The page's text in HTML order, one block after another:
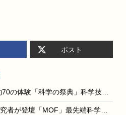
ポスト
【夏休み2026】約70の体験「科学の祭典」科学技術館7/25-26
ノーベル化学賞研究者が登壇「MOF」最先端科学を親子体験5/31